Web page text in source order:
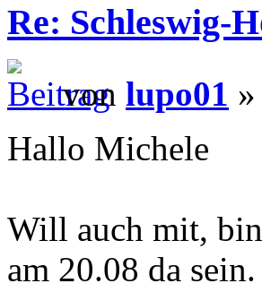
Re: Schleswig-
von lupo01
Hallo Michele
Will auch mit,
am 20.08 da sein.